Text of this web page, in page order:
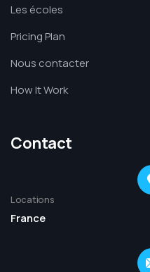
Les écoles
Pricing Plan
Nous contacter
How It Work
Contact
Locations
France